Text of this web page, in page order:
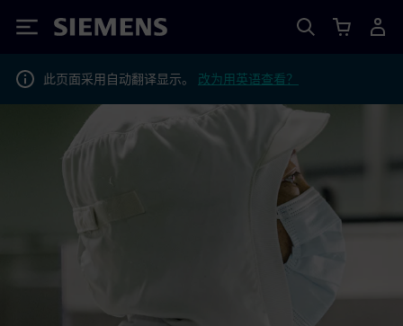
Siemens
此页面采用自动翻译显示。 改为用英语查看？